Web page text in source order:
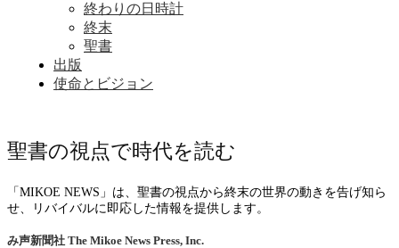
終わりの日時計
終末
聖書
出版
使命とビジョン
聖書の視点で時代を読む
「MIKOE NEWS」は、聖書の視点から終末の世界の動きを告げ知ら
せ、リバイバルに即応した情報を提供します。
み声新聞社 The Mikoe News Press, Inc.